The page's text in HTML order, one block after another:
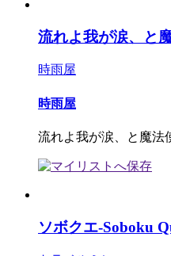
流れよ我が涙、と
時雨屋
時雨屋
流れよ我が涙、と魔法
ソボクエ-Soboku